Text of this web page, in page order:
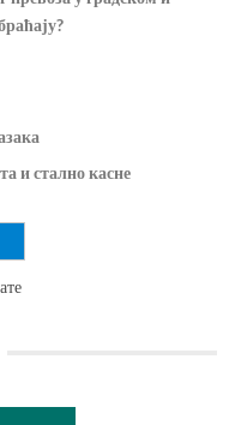
и стално касне